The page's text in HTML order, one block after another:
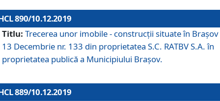
890/10.12.2019
Titlu: Trecerea unor imobile - construcții situate în Brașov
13 Decembrie nr. 133 din proprietatea S.C. RATBV S.A. în
proprietatea publică a Municipiului Brașov.
889/10.12.2019